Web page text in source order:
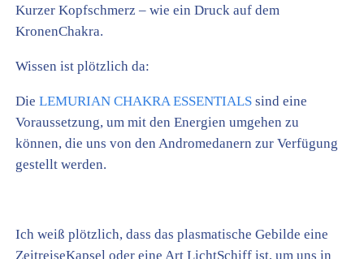
Kurzer Kopfschmerz – wie ein Druck auf dem
KronenChakra.
Wissen ist plötzlich da:
DieLEMURIAN CHAKRA ESSENTIALS sind eine
Voraussetzung, um mit den Energien umgehen zu
können, die uns von den Andromedanern zur Verfügung
gestellt werden.
Ich weiß plötzlich, dass das plasmatische Gebilde eine
ZeitreiseKapsel oder eine Art LichtSchiff ist, um uns in